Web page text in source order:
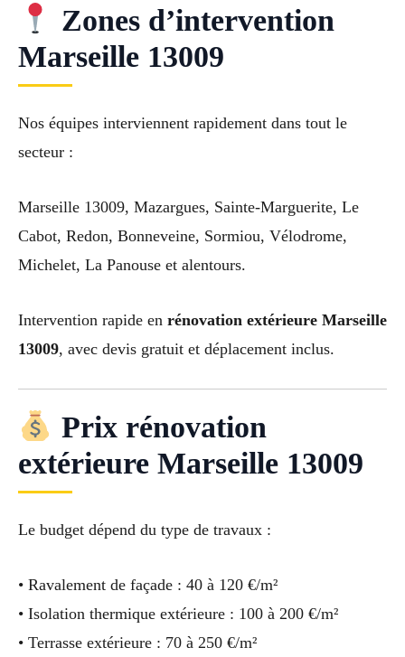
Zones d’intervention
Marseille 13009
Nos équipes interviennent rapidement dans tout le
secteur :
Marseille 13009, Mazargues, Sainte-Marguerite, Le
Cabot, Redon, Bonneveine, Sormiou, Vélodrome,
Michelet, La Panouse et alentours.
Intervention rapide en rénovation extérieure Marseille
13009, avec devis gratuit et déplacement inclus.
Prix rénovation
extérieure Marseille 13009
Le budget dépend du type de travaux :
• Ravalement de façade : 40 à 120 €/m²
• Isolation thermique extérieure : 100 à 200 €/m²
• Terrasse extérieure : 70 à 250 €/m²